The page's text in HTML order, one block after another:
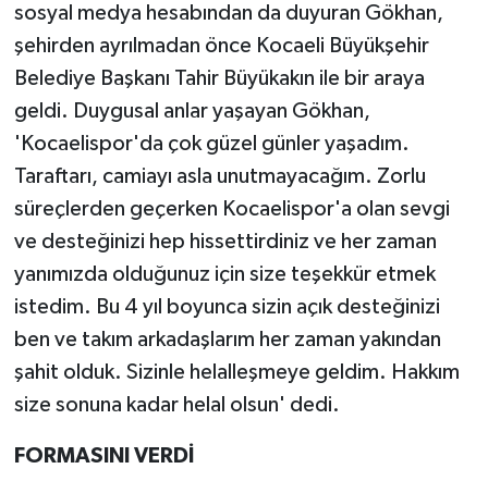
sosyal medya hesabından da duyuran Gökhan,
şehirden ayrılmadan önce Kocaeli Büyükşehir
Belediye Başkanı Tahir Büyükakın ile bir araya
geldi. Duygusal anlar yaşayan Gökhan,
'Kocaelispor'da çok güzel günler yaşadım.
Taraftarı, camiayı asla unutmayacağım. Zorlu
süreçlerden geçerken Kocaelispor'a olan sevgi
ve desteğinizi hep hissettirdiniz ve her zaman
yanımızda olduğunuz için size teşekkür etmek
istedim. Bu 4 yıl boyunca sizin açık desteğinizi
ben ve takım arkadaşlarım her zaman yakından
şahit olduk. Sizinle helalleşmeye geldim. Hakkım
size sonuna kadar helal olsun' dedi.
FORMASINI VERDİ